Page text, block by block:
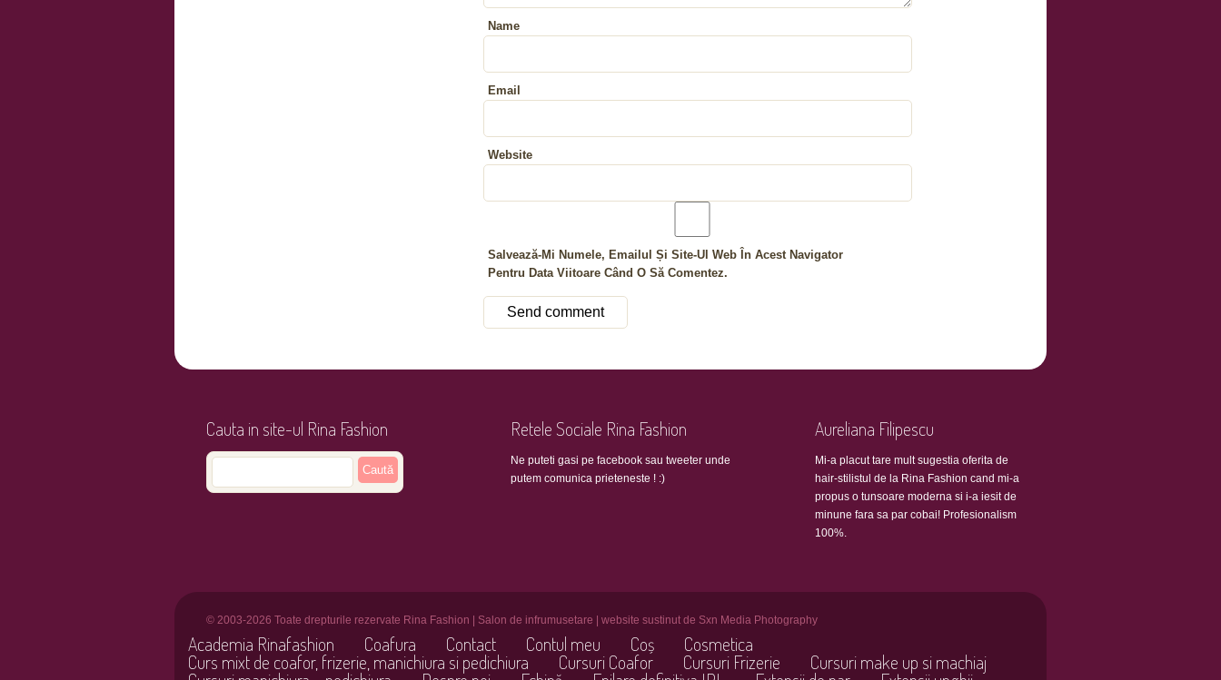
Name
Email
Website
Salvează-Mi Numele, Emailul Și Site-Ul Web În Acest Navigator
Pentru Data Viitoare Când O Să Comentez.
Cauta in site-ul Rina Fashion Retele Sociale Rina Fashion
Ne puteti gasi pe facebook sau tweeter unde
putem comunica prieteneste ! :)
Aureliana Filipescu
Mi-a placut tare mult sugestia oferita de
hair-stilistul de la Rina Fashion cand mi-a
propus o tunsoare moderna si i-a iesit de
minune fara sa par cobai! Profesionalism
100%.
© 2003-2026 Toate drepturile rezervate Rina Fashion | Salon de infrumusetare | website sustinut de Sxn Media Photography
Academia Rinafashion Coafura Contact Contul meu Coș Cosmetica
Curs mixt de coafor, frizerie, manichiura si pedichiura Cursuri Coafor Cursuri Frizerie Cursuri make up si machiaj